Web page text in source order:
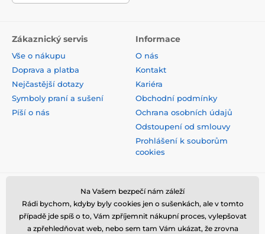
Zákaznický servis
Vše o nákupu
Doprava a platba
Nejčastější dotazy
Symboly praní a sušení
Píší o nás
Informace
O nás
Kontakt
Kariéra
Obchodní podmínky
Ochrana osobních údajů
Odstoupení od smlouvy
Prohlášení k souborům
cookies
Bezpečná platba kartou
Na Vašem bezpečí nám záleží
Rádi bychom, kdyby byly cookies jen o sušenkách, ale v tomto
případě jde spíš o to, Vám zpříjemnit nákupní proces, vylepšovat
a zpřehledňovat web, nebo sem tam Vám ukázat, že zrovna